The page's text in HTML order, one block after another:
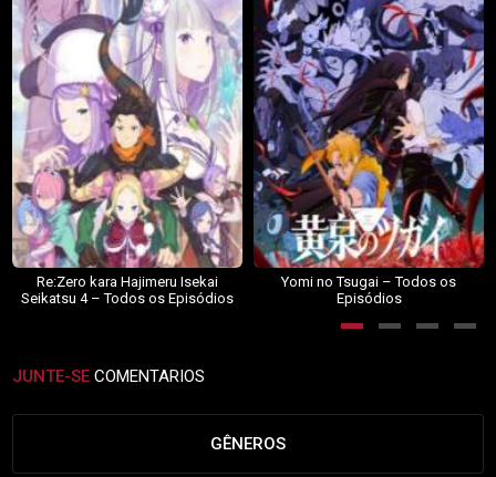
Re:Zero kara Hajimeru Isekai
Seikatsu 4 – Todos os Episódios
Yomi no Tsugai – Todos os
Episódios
JUNTE-SE COMENTARIOS
GÊNEROS